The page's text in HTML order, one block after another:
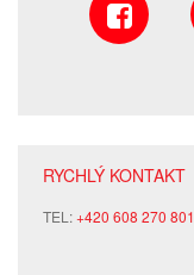
RYCHLÝ KONTAKT
TEL:+420 608 270 801